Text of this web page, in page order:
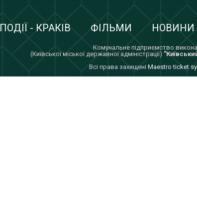
ПОДІЇ - КРАКІВ ФІЛЬМИ НОВИНИ
Комунальне підприємство
(Київської міської державної адміністрації)
Всi права захищенi Maestro ticket